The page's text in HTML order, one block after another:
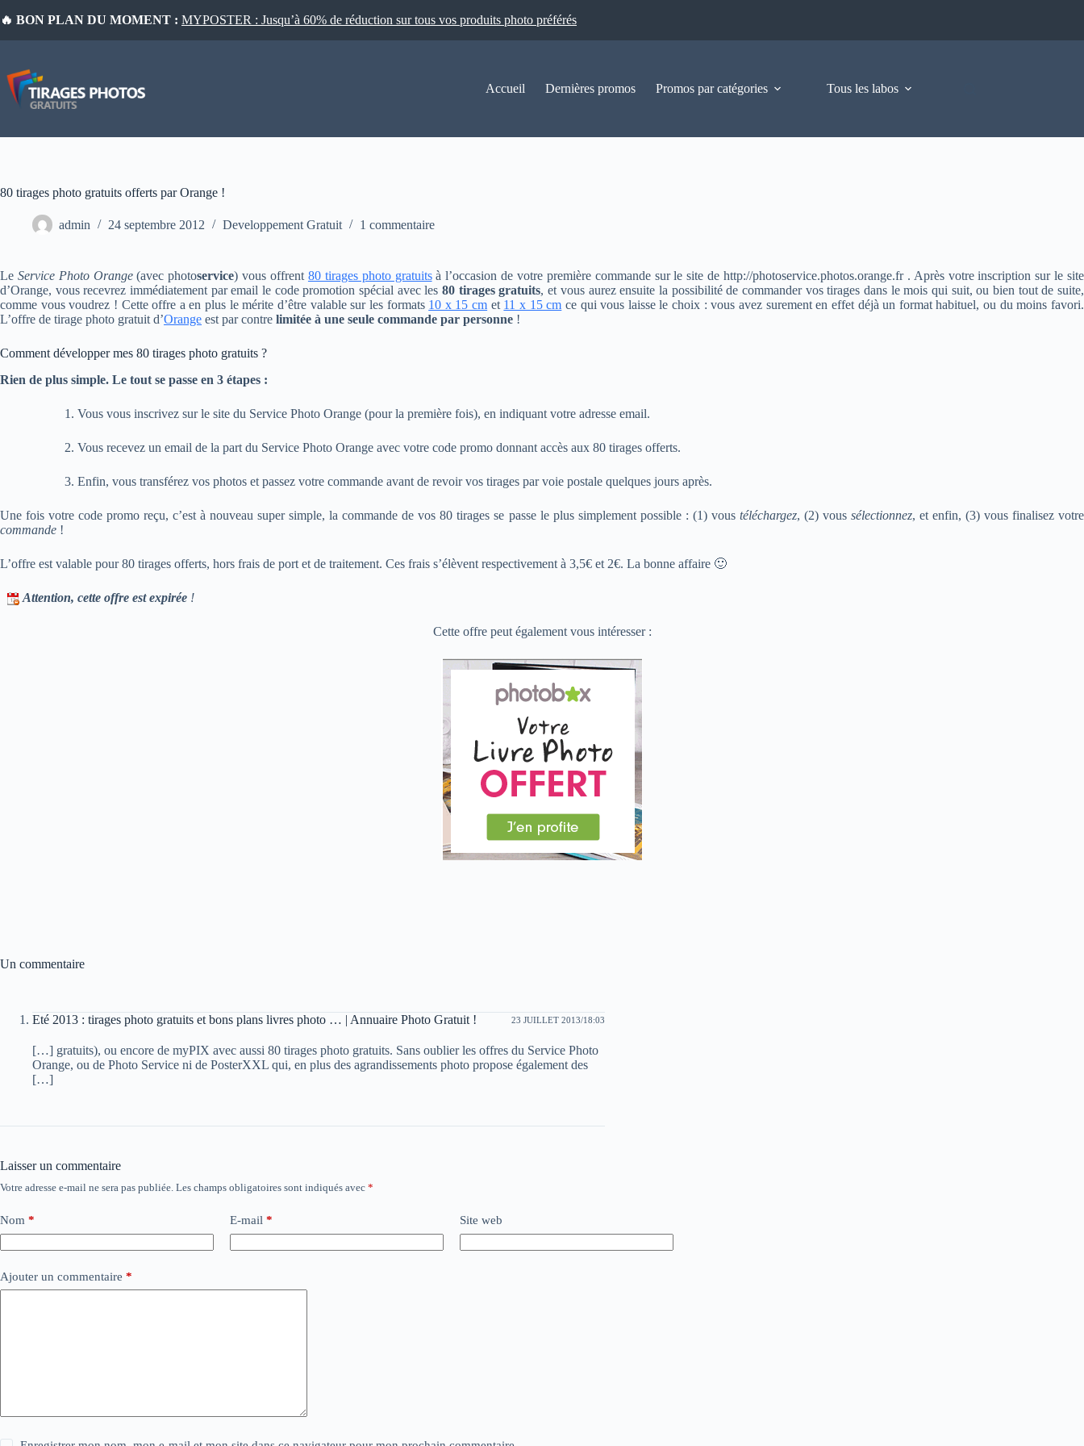
au
🔥 BON PLAN DU MOMENT : MYPOSTER : Jusqu’à 60% de réduction sur tous vos produits photo préférés
Accueil Dernières promos Promos par catégories Tous les labos
80 tirages photo gratuits offerts par Orange !
admin 24 septembre 2012 Developpement Gratuit 1 commentaire
Le Service Photo Orange(avec photoservice) vous offrent 80 tirages photo gratuitsà l’occasion de votre première commande sur le site de http://photoservice.photos.orange.fr . Après votre inscription sur le site
d’Orange, vous recevrez immédiatement par email le code promotion spécial avec les80 tirages gratuits, et vous aurez ensuite la possibilité de commander vos tirages dans le mois qui suit, ou bien tout de suite,
comme vous voudrez ! Cette offre a en plus le mérite d’être valable sur les formats 10 x 15 cm et 11 x 15 cm ce qui vous laisse le choix : vous avez surement en effet déjà un format habituel, ou du moins favori.
L’offre de tirage photo gratuit d’Orange est par contre limitée à une seule commande par personne !
Comment développer mes 80 tirages photo gratuits ?
Rien de plus simple. Le tout se passe en 3 étapes :
1. Vous vous inscrivez sur le site du Service Photo Orange (pour la première fois), en indiquant votre adresse email.
2. Vous recevez un email de la part du Service Photo Orange avec votre code promo donnant accès aux 80 tirages offerts.
3. Enfin, vous transférez vos photos et passez votre commande avant de revoir vos tirages par voie postale quelques jours après.
Une fois votre code promo reçu, c’est à nouveau super simple, la commande de vos 80 tirages se passe le plus simplement possible : (1) vous téléchargez, (2) vous sélectionnez, et enfin, (3) vous finalisez votre
commande !
L’offre est valable pour 80 tirages offerts, hors frais de port et de traitement. Ces frais s’élèvent respectivement à 3,5€ et 2€. La bonne affaire 🙂
Attention, cette offre est expirée !
Cette offre peut également vous intéresser :
Un commentaire
Eté 2013 : tirages photo gratuits et bons plans livres photo … | Annuaire Photo Gratuit ! 23 JUILLET 2013/18:03
[…] gratuits), ou encore de myPIX avec aussi 80 tirages photo gratuits. Sans oublier les offres du Service Photo
Orange, ou de Photo Service ni de PosterXXL qui, en plus des agrandissements photo propose également des
[…]
Laisser un commentaire
Votre adresse e-mail ne sera pas publiée. Les champs obligatoires sont indiqués avec *
Nom * E-mail * Site web
Ajouter un commentaire *